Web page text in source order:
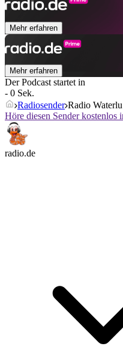
Mehr erfahren
Mehr erfahren
Der Podcast startet in
- 0 Sek.
Radiosender Radio Waterlu
Höre diesen Sender kostenlos
radio.de